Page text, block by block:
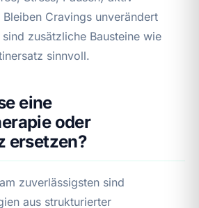
Cravings unverändert
zusätzliche Bausteine wie
sinnvoll.
eine
oder
ersetzen?
zuverlässigsten sind
aus strukturierter